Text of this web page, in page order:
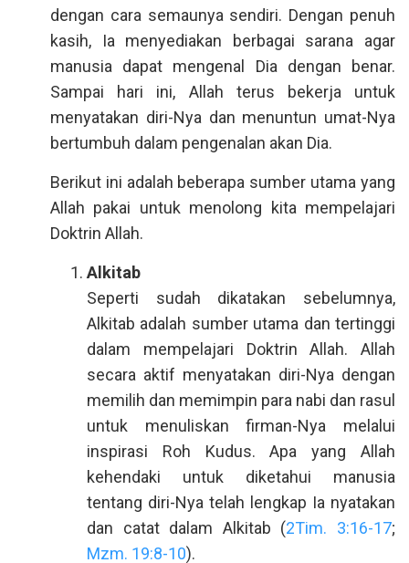
dengan cara semaunya sendiri. Dengan penuh
kasih, Ia menyediakan berbagai sarana agar
manusia dapat mengenal Dia dengan benar.
Sampai hari ini, Allah terus bekerja untuk
menyatakan diri-Nya dan menuntun umat-Nya
bertumbuh dalam pengenalan akan Dia.
Berikut ini adalah beberapa sumber utama yang
Allah pakai untuk menolong kita mempelajari
Doktrin Allah.
Alkitab
Seperti sudah dikatakan sebelumnya,
Alkitab adalah sumber utama dan tertinggi
dalam mempelajari Doktrin Allah. Allah
secara aktif menyatakan diri-Nya dengan
memilih dan memimpin para nabi dan rasul
untuk menuliskan firman-Nya melalui
inspirasi Roh Kudus. Apa yang Allah
kehendaki untuk diketahui manusia
tentang diri-Nya telah lengkap Ia nyatakan
dan catat dalam Alkitab (2Tim. 3:16-17;
Mzm. 19:8-10).